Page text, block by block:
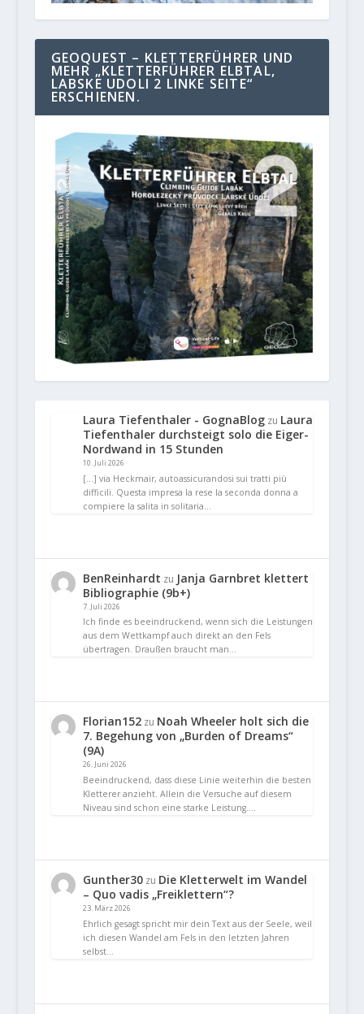
GEOQUEST – KLETTERFÜHRER UND
MEHR „KLETTERFÜHRER ELBTAL,
LABSKE UDOLI 2 LINKE SEITE“
ERSCHIENEN.
Laura Tiefenthaler - GognaBlogzu Laura
Tiefenthaler durchsteigt solo die Eiger-
Nordwand in 15 Stunden
10. Juli 2026
[…] via Heckmair, autoassicurandosi sui tratti più
difficili. Questa impresa la rese la seconda donna a
compiere la salita in solitaria…
BenReinhardt zu Janja Garnbret klettert
Bibliographie (9b+)
7. Juli 2026
Ich finde es beeindruckend, wenn sich die Leistungen
aus dem Wettkampf auch direkt an den Fels
übertragen. Draußen braucht man…
Florian152zu Noah Wheeler holt sich die
7. Begehung von „Burden of Dreams“
(9A)
26. Juni 2026
Beeindruckend, dass diese Linie weiterhin die besten
Kletterer anzieht. Allein die Versuche auf diesem
Niveau sind schon eine starke Leistung.…
Gunther30zu Die Kletterwelt im Wandel
– Quo vadis „Freiklettern“?
23. März 2026
Ehrlich gesagt spricht mir dein Text aus der Seele, weil
ich diesen Wandel am Fels in den letzten Jahren
selbst…